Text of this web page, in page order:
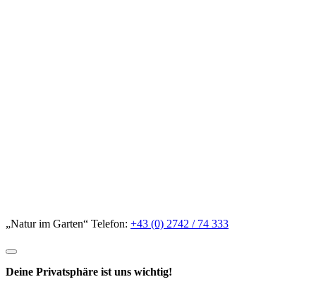
„Natur im Garten“ Telefon: +43 (0) 2742 / 74 333
Deine Privatsphäre ist uns wichtig!